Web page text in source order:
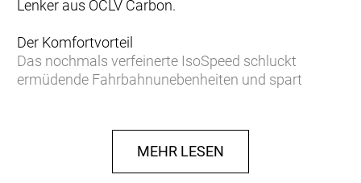
Lenker aus OCLV Carbon.
Der Komfortvorteil
Das nochmals verfeinerte IsoSpeed schluckt
ermüdende Fahrbahnunebenheiten und spart
Podium-erprobter Speed
Das neue Domane Carbon ist aufgrund der
MEHR LESEN